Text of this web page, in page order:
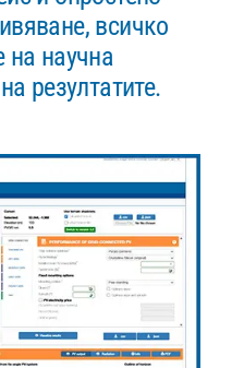
всичко
на научна
резултатите.